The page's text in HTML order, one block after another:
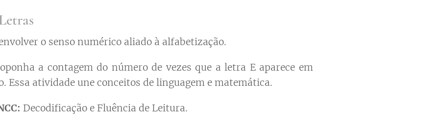
o senso numérico aliado à alfabetização.
a contagem do número de vezes que a letra E aparece em
Essa atividade une conceitos de linguagem e matemática.
Decodificação e Fluência de Leitura.